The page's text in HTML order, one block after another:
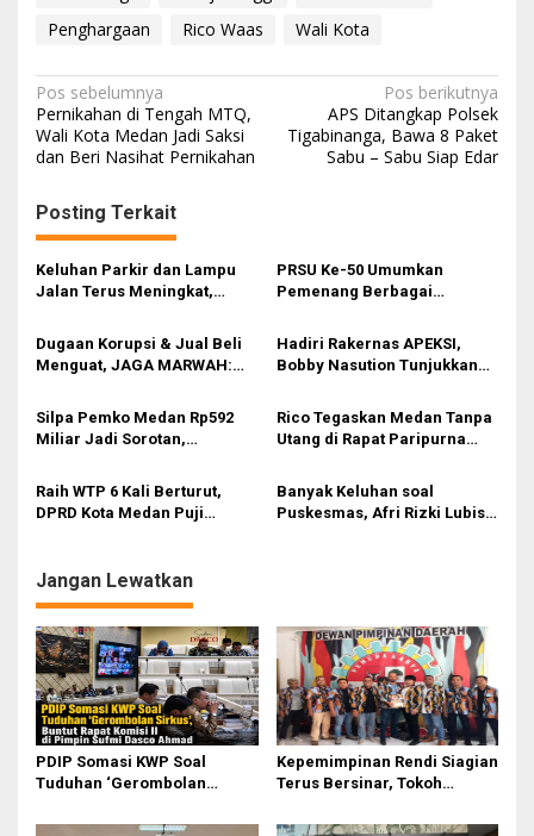
Penghargaan
Rico Waas Wali Kota
N
a
v
i
g
a
s
i
p
s
Pos sebelumnya
Pernikahan di Tengah MTQ,
Wali Kota Medan Jadi Saksi
dan Beri Nasihat Pernikahan
Pos berikutnya
APS Ditangkap Polsek
Tigabinanga, Bawa 8 Paket
Sabu – Sabu Siap Edar
Posting Terkait
Keluhan Parkir dan Lampu
Jalan Terus Meningkat,
Waas Audit Dishub Medan
PRSU Ke-50 Umumkan
Pemenang Berbagai
Dugaan Korupsi & Jual Beli
Menguat, JAGA MARWAH:
Dilantik di Kepemimpinan
Rico Waas
Hadiri Rakernas APEKSI,
Bobby Nasution Tunjukkan
Medan di Eranya
Silpa Pemko Medan Rp592
Miliar Jadi Sorotan,
Rico Tegaskan Medan Tanpa
Utang di Rapat Paripurna
Raih WTP 6 Kali Berturut,
DPRD Kota Medan Puji
Banyak Keluhan soal
Puskesmas, Afri Rizki Lubis
Jangan Lewatkan
PDIP Somasi KWP Soal
Tuduhan ‘Gerombolan
II Dipimpin Sufmi Dasco
Kepemimpinan Rendi Siagian
Terus Bersinar, Tokoh
MJA Kota Medan